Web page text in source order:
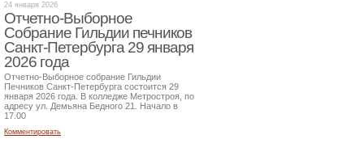
24 января 2026
Отчетно-Выборное
Собрание Гильдии печников
Санкт-Петербурга 29 января
2026 года
Отчетно-Выборное собрание Гильдии
Печников Санкт-Петербурга состоится 29
января 2026 года. В колледже Метростроя, по
адресу ул. Демьяна Бедного 21. Начало в
17.00
Комментировать